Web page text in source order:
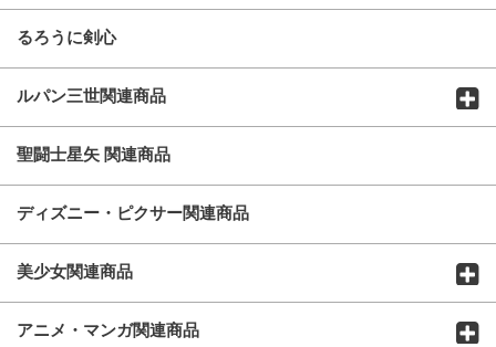
るろうに剣心
ルパン三世関連商品
聖闘士星矢 関連商品
ディズニー・ピクサー関連商品
美少女関連商品
アニメ・マンガ関連商品